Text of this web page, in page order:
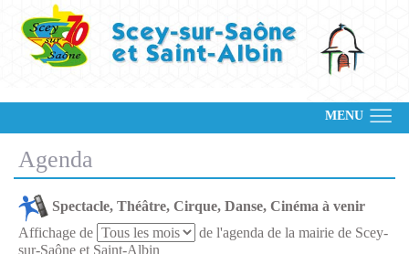
MENU
Agenda
Spectacle, Théâtre, Cirque, Danse, Cinéma à venir
Affichage de
de l'agenda de la mairie de Scey-
sur-Saône et Saint-Albin